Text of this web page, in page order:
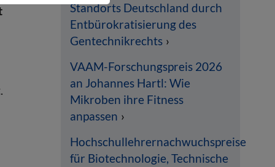
Standorts Deutschland durch
Entbürokratisierung des
Gentechnikrechts
VAAM-Forschungspreis 2026
an Johannes Hartl: Wie
Mikroben ihre Fitness
anpassen
Hochschullehrernachwuchspreise
für Biotechnologie, Technische